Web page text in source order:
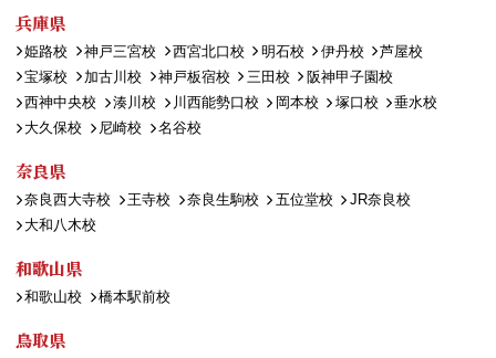
兵庫県
姫路校 神戸三宮校 西宮北口校 明石校 伊丹校
芦屋校
宝塚校
加古川校 神戸板宿校 三田校
阪神甲子園校
西神中央校
湊川校 川西能勢口校 岡本校 塚口校
垂水校
大久保校
尼崎校 名谷校
奈良県
奈良西大寺校 王寺校 奈良生駒校 五位堂校
JR奈良校
大和八木校
和歌山県
和歌山校 橋本駅前校
鳥取県